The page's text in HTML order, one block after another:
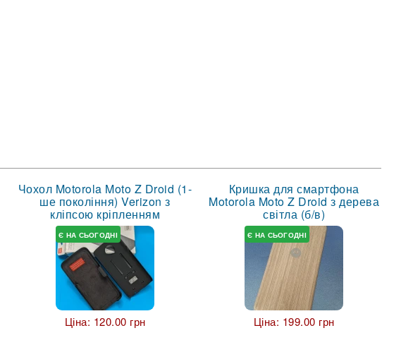
Чохол Motorola Moto Z Droid (1-
ше покоління) Verizon з
кліпсою кріпленням
Є НА СЬОГОДНІ
Ціна: 120.00 грн
Кришка для смартфона
Motorola Moto Z Droid з дерева
світла (б/в)
Є НА СЬОГОДНІ
Ціна: 199.00 грн